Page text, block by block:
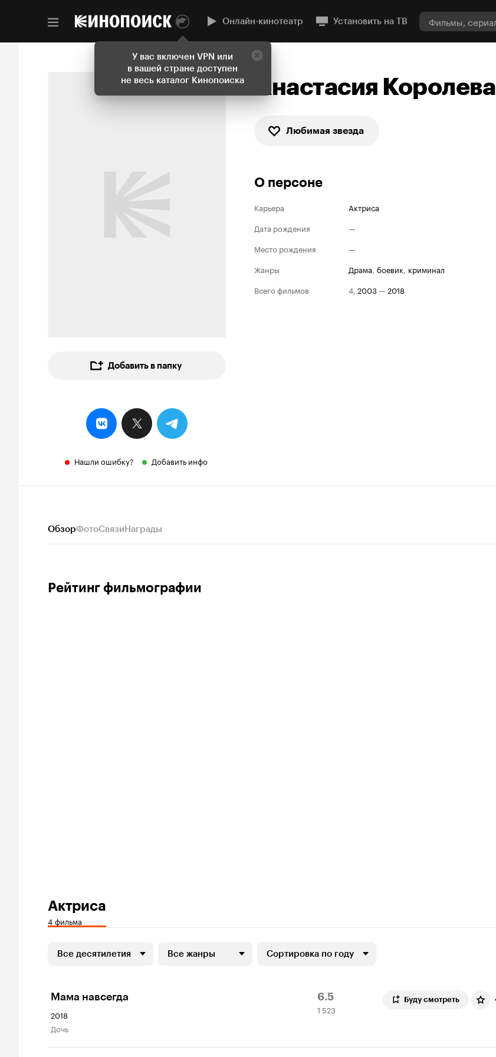
У вас включен VPN или
в вашей стране доступен
не весь каталог Кинопоиска
Онлайн-кинотеатр Установить на ТВ
Добавить в папку
Нашли ошибку? Добавить инфо
Анастасия Королева
Любимая звезда
О персоне
Карьера
Актриса
Дата рождения
—
Место рождения
—
Жанры
драма, боевик, криминал
Всего фильмов
4, 2003— 2018
ОбзорФотоСвязиНаграды
Рейтинг фильмографии
Актриса
4 фильма
Все десятилетия Все жанры Сортировка по году
Мама навсегда
2018
дочь
Рейтинг
Кинопоиска
6.5
1
523
1 523
Буду смотреть